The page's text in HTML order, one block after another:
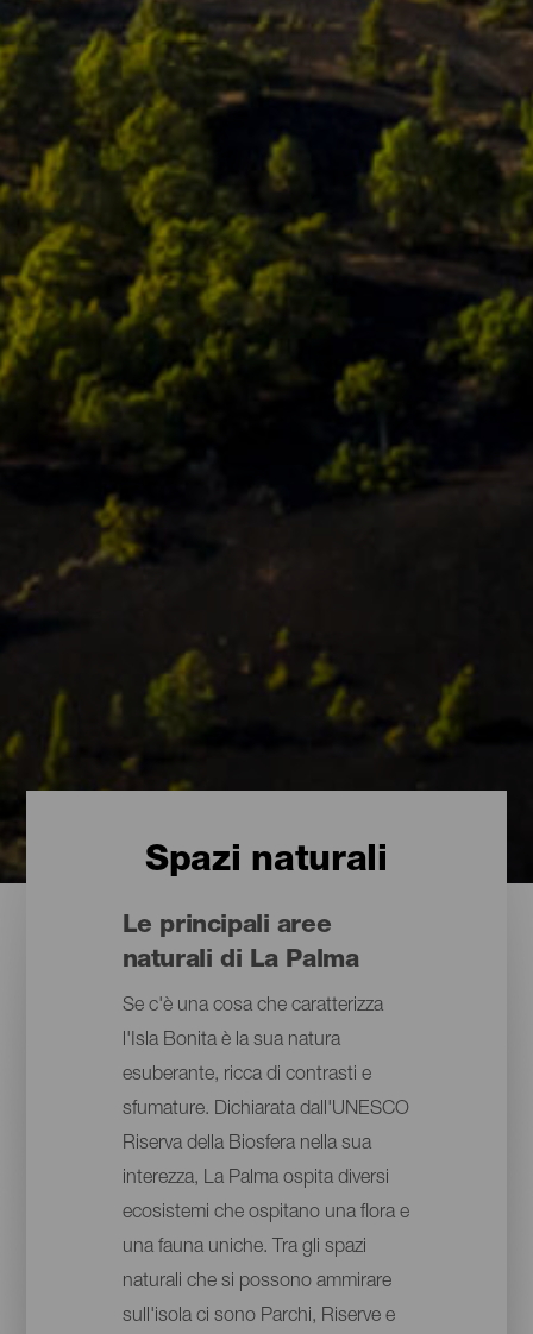
Spazi naturali
Le principali aree
naturali di La Palma
Se c'è una cosa che caratterizza
l'Isla Bonita è la sua natura
esuberante, ricca di contrasti e
sfumature. Dichiarata dall'UNESCO
Riserva della Biosfera nella sua
interezza, La Palma ospita diversi
ecosistemi che ospitano una flora e
una fauna uniche. Tra gli spazi
naturali che si possono ammirare
sull'isola ci sono Parchi, Riserve e